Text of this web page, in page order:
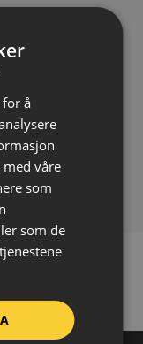
dobbeltsidig
å
våre
som
som de